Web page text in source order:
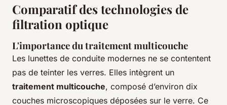
Comparatif des technologies de
filtration optique
L'importance du traitement multicouche
Les lunettes de conduite modernes ne se contentent
pas de teinter les verres. Elles intègrent un
traitement multicouche, composé d’environ dix
couches microscopiques déposées sur le verre. Ce